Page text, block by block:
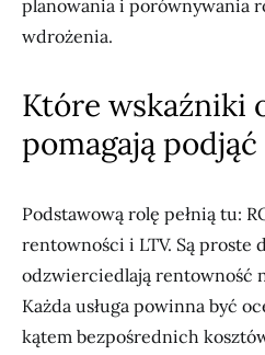
planowania i porównywania
wdrożenia.
Które wskaźniki
pomagają
Podstawową rolę pełnią tu:
rentowności i LTV. Są
odzwierciedlają rentowność
Każda usługa powinna być
kątem bezpośrednich